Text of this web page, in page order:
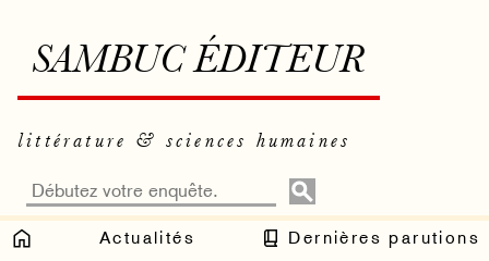
SAMBUC ÉDITEUR
littérature & sciences humaines
Actualités
Dernières parutions